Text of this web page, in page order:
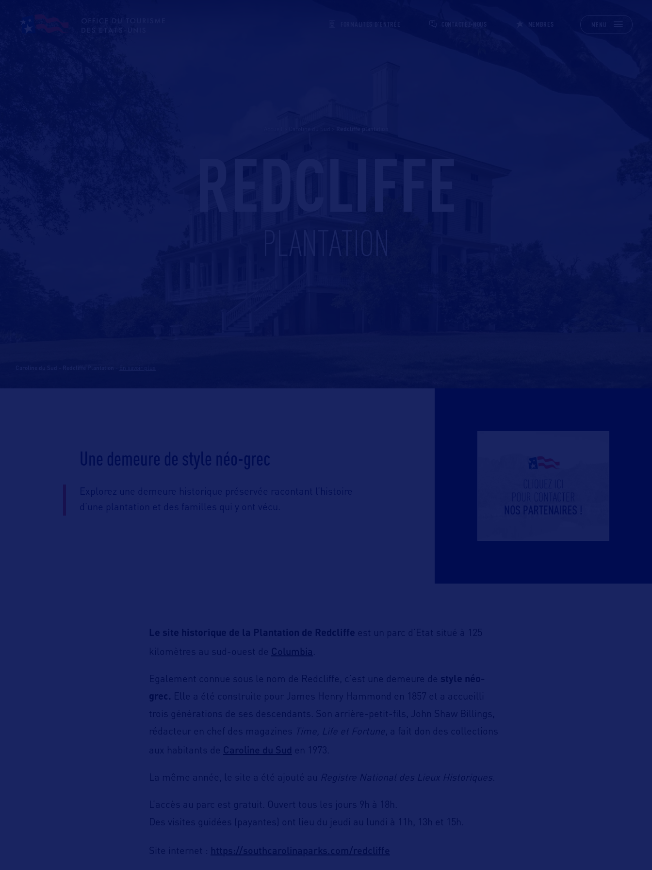
MEMBRES MENU
REDCLIFFE
PLANTATION
Une demeure de style néo-grec
Explorez une demeure historique préservée racontant l’histoire
d’une plantation et des familles qui y ont vécu.
Le site historique de la Plantation de Redcliffe est un parc d’Etat situé à 125
kilomètres au sud-ouest de Columbia .
Egalement connue sous le nom de Redcliffe, c’est une demeure de style néo-
grec. Elle a été construite pour James Henry Hammond en 1857 et a accueilli
trois générations de ses descendants. Son arrière-petit-fils, John Shaw Billings,
rédacteur en chef des magazines Time, Life et Fortune, a fait don des collections
aux habitants de Caroline du Sud en 1973.
La même année, le site a été ajouté au Registre National des Lieux Historiques.
L’accès au parc est gratuit. Ouvert tous les jours 9h à 18h.
Des visites guidées (payantes) ont lieu du jeudi au lundi à 11h, 13h et 15h.
Site internet : https://southcarolinaparks.com/redcliffe